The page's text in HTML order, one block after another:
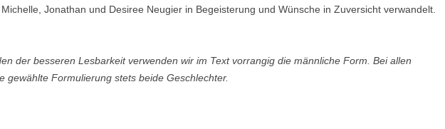
Jonathan und Desiree Neugier in Begeisterung und Wünsche in Zuversicht verwandelt.
der besseren Lesbarkeit verwenden wir im Text vorrangig die männliche Form. Bei allen
Formulierung stets beide Geschlechter.